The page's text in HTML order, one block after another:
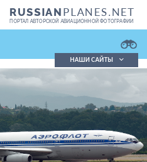
RUSSIANPLANES.NET
ПОРТАЛ АВТОРСКОЙ АВИАЦИОННОЙ ФОТОГРАФИИ
ВОЙТИ
Подробно
НАШИ САЙТЫ